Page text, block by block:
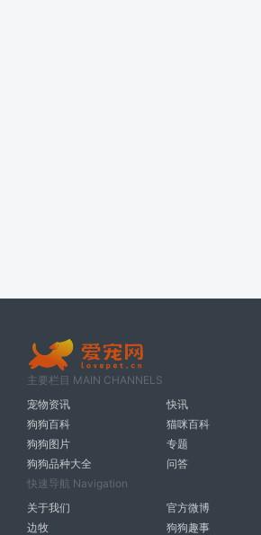
主要栏目 MAIN CHANNELS
宠物资讯
快讯
狗狗百科
猫咪百科
狗狗图片
专题
狗狗品种大全
问答
快速导航 Navigation
关于我们
官方微博
边牧
狗狗趣事